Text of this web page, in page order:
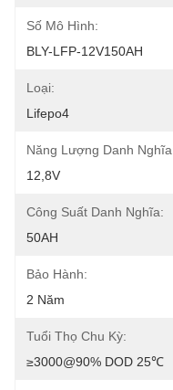
Số Mô Hình:
BLY-LFP-12V150AH
Loại:
Lifepo4
Năng Lượng Danh
12,8V
Công Suất Danh Nghĩa:
50AH
Bảo Hành:
2 Năm
Tuổi Thọ Chu Kỳ:
≥3000@90% DOD 25℃